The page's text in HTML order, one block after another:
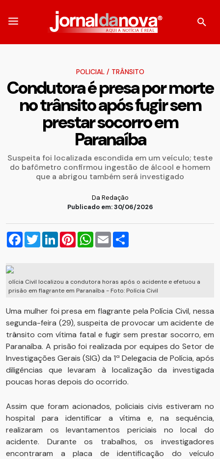
POLICIAL/ TRÂNSITO
Condutora é presa por morte
no trânsito após fugir sem
prestar socorro em
Paranaíba
Suspeita foi localizada escondida em um veículo; teste
do bafômetro confirmou ingestão de álcool e homem
que a abrigou também será investigado
Da Redação
Publicado em: 30/06/2026
Facebook
TwitterLinkedInPinterestWhatsApp
Email
olícia Civil localizou a condutora horas após o acidente e efetuou a
prisão em flagrante em Paranaíba - Foto: Polícia Civil
Uma mulher foi presa em flagrante pela Polícia Civil, nessa
segunda-feira (29), suspeita de provocar um acidente de
trânsito com vítima fatal e fugir sem prestar socorro, em
Paranaíba. A prisão foi realizada por equipes do Setor de
Investigações Gerais (SIG) da 1ª Delegacia de Polícia, após
diligências que levaram à localização da investigada
poucas horas depois do ocorrido.
Assim que foram acionados, policiais civis estiveram no
hospital para identificar a vítima e, na sequência,
realizaram os levantamentos periciais no local do
acidente. Durante os trabalhos, os investigadores
encontraram a placa de identificação do veículo